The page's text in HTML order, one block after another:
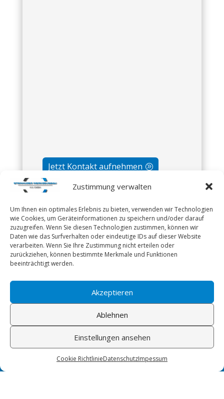
Zustimmung verwalten
Um Ihnen ein optimales Erlebnis zu bieten, verwenden wir Technologien
wie Cookies, um Geräteinformationen zu speichern und/oder darauf
zuzugreifen. Wenn Sie diesen Technologien zustimmen, können wir
Daten wie das Surfverhalten oder eindeutige IDs auf dieser Website
verarbeiten. Wenn Sie Ihre Zustimmung nicht erteilen oder
zurückziehen, können bestimmte Merkmale und Funktionen
beeinträchtigt werden.
Akzeptieren
Ablehnen
Einstellungen ansehen
Cookie RichtlinieDatenschutzImpessum
Jetzt Kontakt aufnehmen
Ihr Ansprechpartner
Am Bahnhof 22
31515 Wunstorf
Telefon: 05033 8433
Bürozeiten